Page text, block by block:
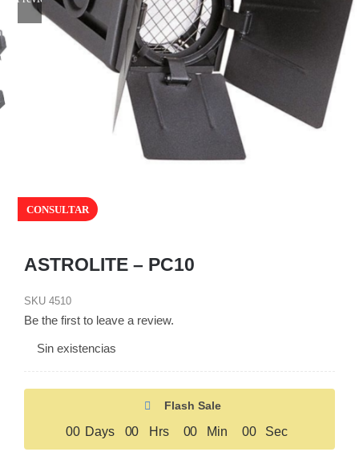
CONSULTAR
ASTROLITE – PC10
SKU 4510
Be the first to leave a review.
Sin existencias
Flash Sale
00 Days 00 Hrs 00 Min 00 Sec